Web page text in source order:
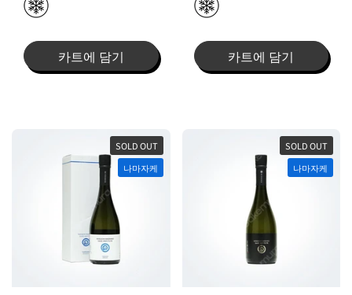
카트에 담기 카트에 담기
SOLD OUT
나마자케
SOLD OUT
나마자케